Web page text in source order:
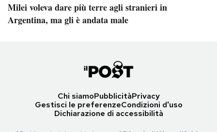
Milei voleva dare più terre agli stranieri in
Argentina, ma gli è andata male
Chi siamoPubblicitàPrivacy
Gestisci le preferenzeCondizioni d'uso
Dichiarazione di accessibilità